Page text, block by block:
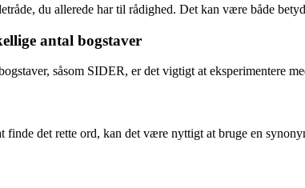
du allerede har til rådighed. Det kan være både
antal bogstaver
såsom SIDER, er det vigtigt at eksperimentere
finde det rette ord, kan det være nyttigt at bruge en